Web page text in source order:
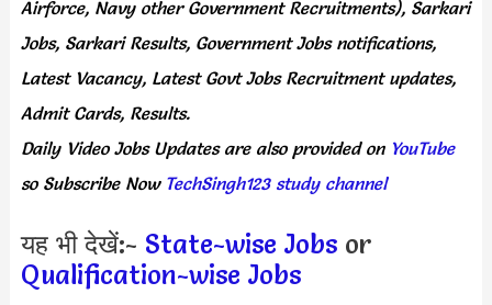
Airforce, Navy other Government Recruitments), Sarkari
Jobs, Sarkari Results, Government Jobs notifications,
Latest Vacancy, Latest Govt Jobs Recruitment updates,
Admit Cards, Results.
Daily Video Jobs Updates are also provided onYouTube
so Subscribe Now TechSingh123 study channel
यह भी देखें:- State-wise Jobs or
Qualification-wise Jobs